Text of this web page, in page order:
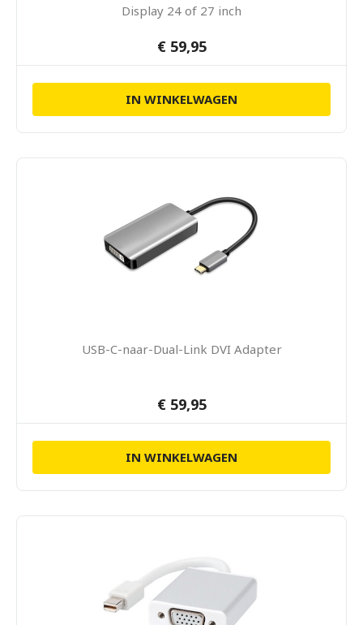
Display 24 of 27 inch
€ 59,95
IN WINKELWAGEN
USB-C-naar-Dual-Link DVI Adapter
€ 59,95
IN WINKELWAGEN